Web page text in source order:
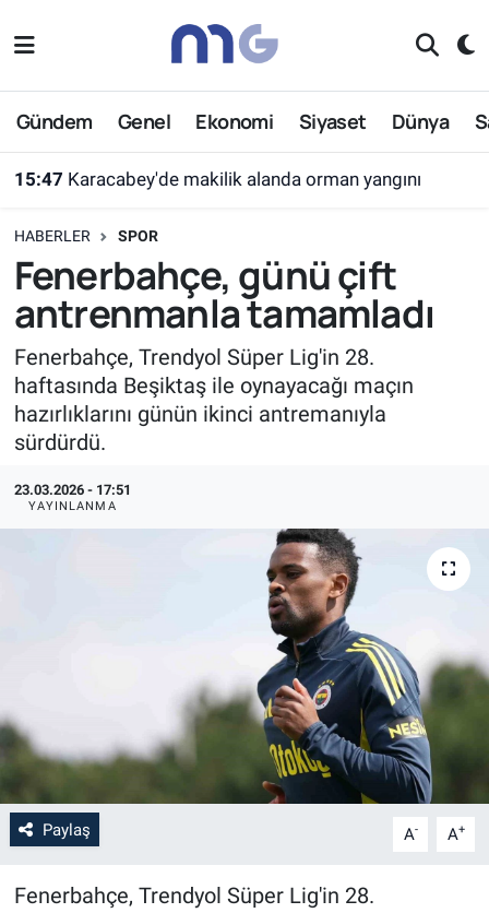
Gündem Genel Ekonomi Siyaset Dünya
15:47 Karacabey'de makilik alanda orman yangını
HABERLER SPOR
Fenerbahçe, günü çift
antrenmanla tamamladı
Fenerbahçe, Trendyol Süper Lig'in 28.
haftasında Beşiktaş ile oynayacağı maçın
hazırlıklarını günün ikinci antremanıyla
sürdürdü.
23.03.2026 - 17:51
YAYINLANMA
Paylaş A- A+
Fenerbahçe, Trendyol Süper Lig'in 28.
İstanbul Namaz Vakitleri
Süper Lig Puan Durumu ve Fikstür
Tüm Manşetler
Son Dakika Haberleri